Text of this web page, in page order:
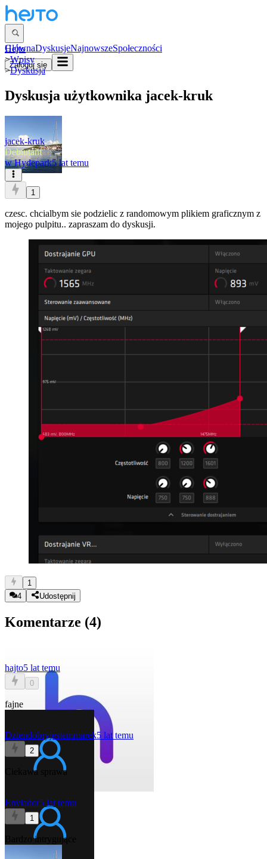
GłównaDyskusjeNajnowszeSpołeczności
Zaloguj się
Hejto
>Wpisy
>Dyskusja
Dyskusja użytkownika jacek-kruk
jacek-kruk
Debiutant
w Hydepark5 lat temu
1
czesc. chcialbym sie podzielic z randomowym plikiem graficznym z
mojego pulpitu.. zapraszam do dyskusji.
1
4
Udostępnij
Komentarze (4)
hajto5 lat temu
0
fajne
Dziendobryjestemmarek5 lat temu
2
Ciekawa sprawa
Enviador5 lat temu
1
Bardzo intrygujące